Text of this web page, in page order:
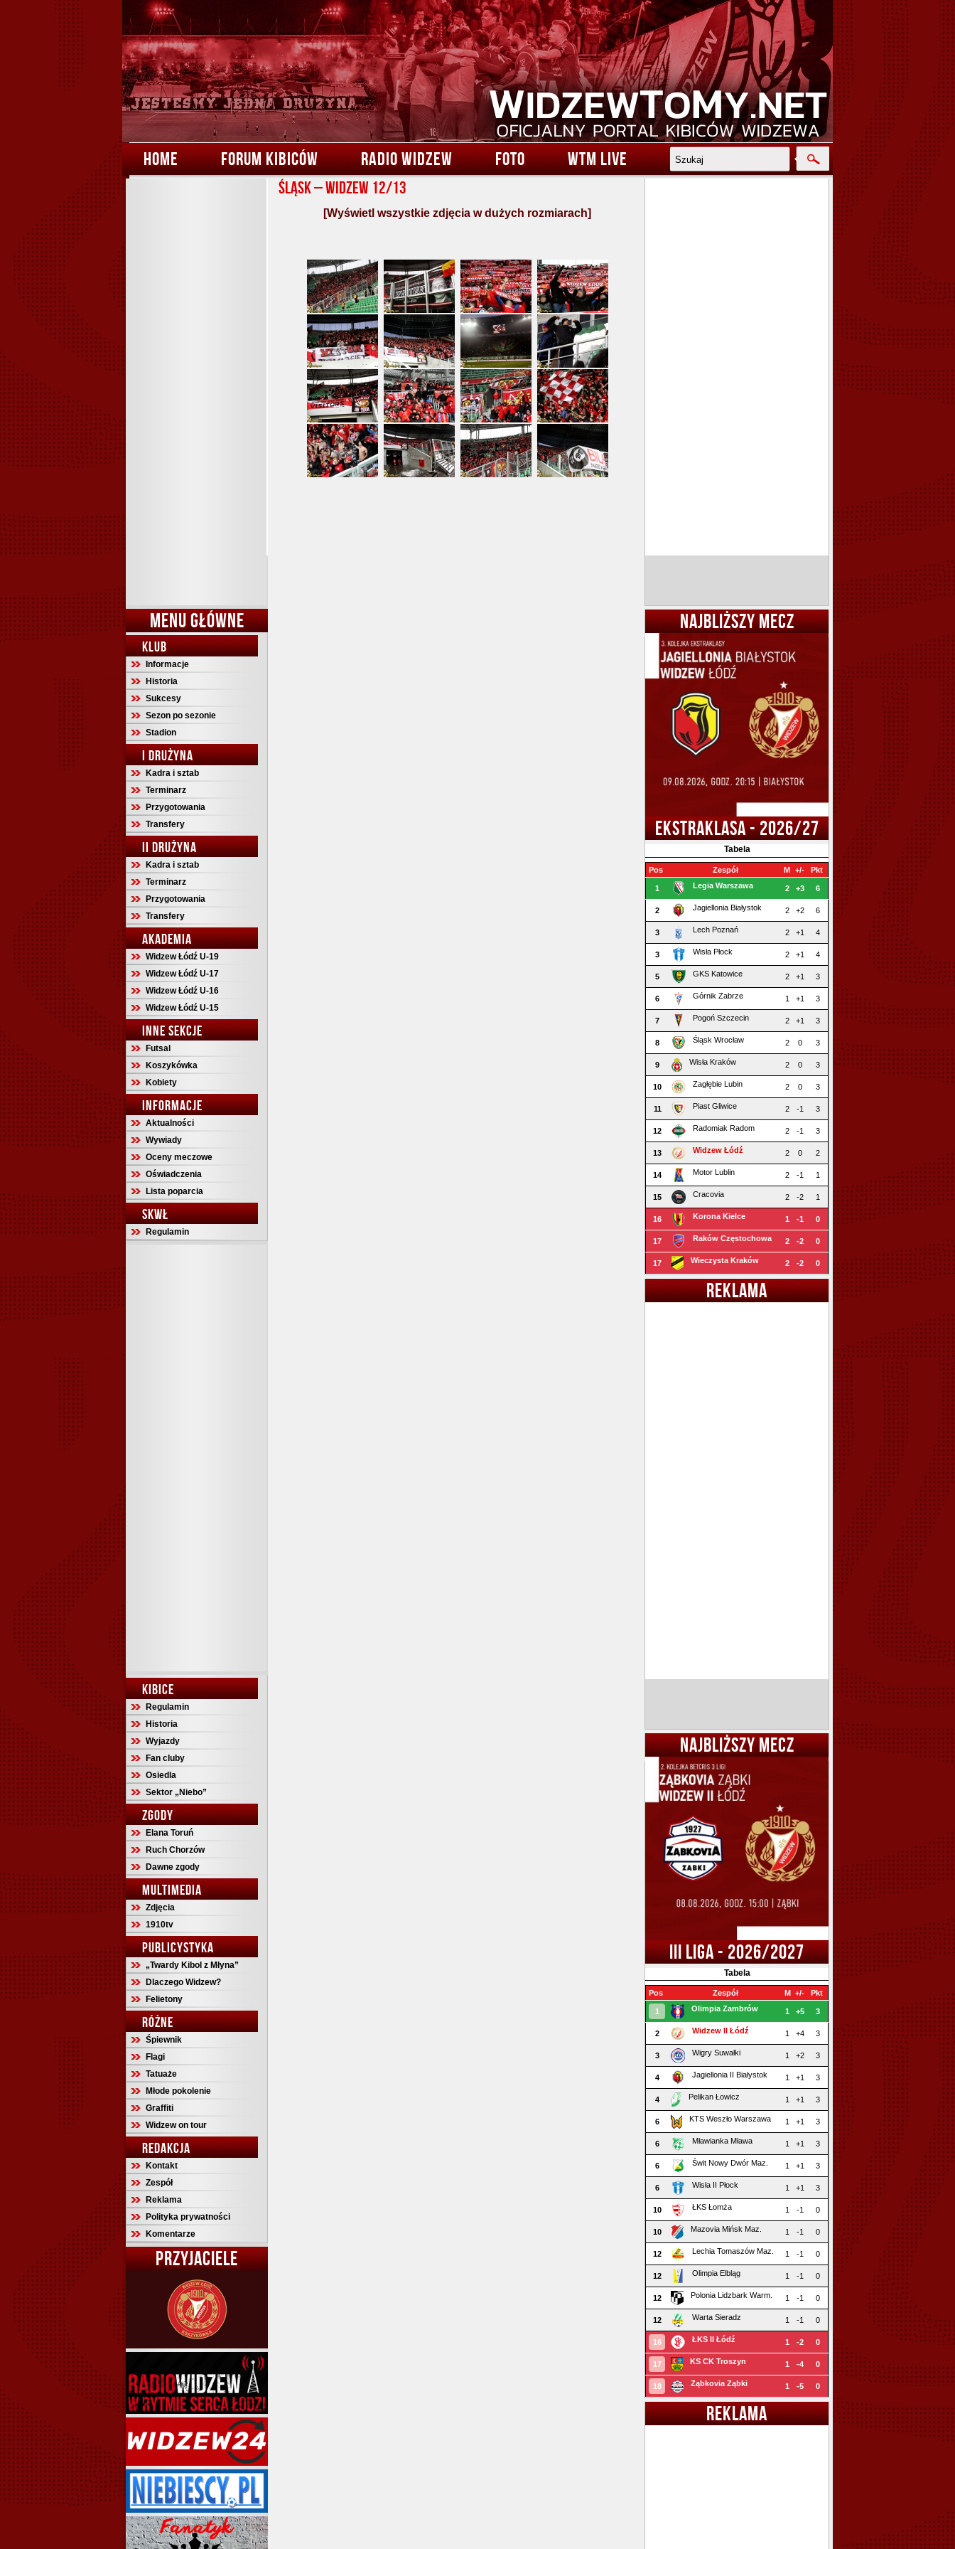
HOME FORUM KIBICÓW RADIO WIDZEW FOTO WTM LIVE
MENU GŁÓWNE
KLUB
Informacje
Historia
Sukcesy
Sezon po sezonie
Stadion
I DRUŻYNA
Kadra i sztab
Terminarz
Przygotowania
Transfery
II DRUŻYNA
Kadra i sztab
Terminarz
Przygotowania
Transfery
AKADEMIA
Widzew Łódź U-19
Widzew Łódź U-17
Widzew Łódź U-16
Widzew Łódź U-15
INNE SEKCJE
Futsal
Koszykówka
Kobiety
INFORMACJE
Aktualności
Wywiady
Oceny meczowe
Oświadczenia
Lista poparcia
SKWŁ
Regulamin
KIBICE
Regulamin
Historia
Wyjazdy
Fan cluby
Osiedla
Sektor „Niebo”
ZGODY
Elana Toruń
Ruch Chorzów
Dawne zgody
MULTIMEDIA
Zdjęcia
1910tv
PUBLICYSTYKA
„Twardy Kibol z Młyna”
Dlaczego Widzew?
Felietony
RÓŻNE
Śpiewnik
Flagi
Tatuaże
Młode pokolenie
Graffiti
Widzew on tour
REDAKCJA
Kontakt
Zespół
Reklama
Polityka prywatności
Komentarze
PRZYJACIELE
Śląsk – Widzew 12/13
[Wyświetl wszystkie zdjęcia w dużych rozmiarach]
NAJBLIŻSZY MECZ
EKSTRAKLASA - 2026/27
Tabela
Pos Zespół M +/- Pkt
1 Legia Warszawa 2 +3 6
2 Jagiellonia Białystok 2 +2 6
3 Lech Poznań 2 +1 4
3 Wisła Płock 2 +1 4
5 GKS Katowice 2 +1 3
6 Górnik Zabrze 1 +1 3
7 Pogoń Szczecin 2 +1 3
8 Śląsk Wrocław 2 0 3
9 Wisła Kraków 2 0 3
10 Zagłębie Lubin 2 0 3
11 Piast Gliwice 2 -1 3
12 Radomiak Radom 2 -1 3
13 Widzew Łódź 2 0 2
14 Motor Lublin 2 -1 1
15 Cracovia 2 -2 1
16 Korona Kielce 1 -1 0
17 Raków Częstochowa 2 -2 0
17 Wieczysta Kraków 2 -2 0
REKLAMA
NAJBLIŻSZY MECZ
III LIGA - 2026/2027
Tabela
Pos Zespół M +/- Pkt
1 Olimpia Zambrów 1 +5 3
2 Widzew II Łódź 1 +4 3
3 Wigry Suwałki 1 +2 3
4 Jagiellonia II Białystok 1 +1 3
4 Pelikan Łowicz 1 +1 3
6 KTS Weszło Warszawa 1 +1 3
6 Mławianka Mława 1 +1 3
6 Świt Nowy Dwór Maz. 1 +1 3
6 Wisła II Płock 1 +1 3
10 ŁKS Łomża 1 -1 0
10 Mazovia Mińsk Maz. 1 -1 0
12 Lechia Tomaszów Maz. 1 -1 0
12 Olimpia Elbląg 1 -1 0
12 Polonia Lidzbark Warm. 1 -1 0
12 Warta Sieradz 1 -1 0
16 ŁKS II Łódź 1 -2 0
17 KS CK Troszyn 1 -4 0
18 Ząbkovia Ząbki 1 -5 0
REKLAMA